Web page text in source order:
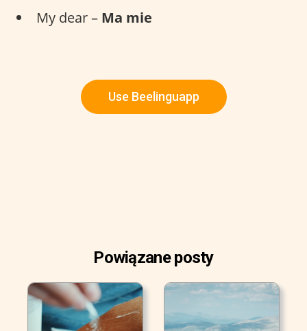
My dear – Ma mie
Use Beelinguapp
Powiązane posty